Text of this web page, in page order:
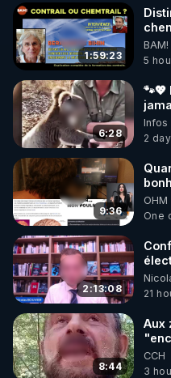
▶ 30 jours gratuit sur
de bien-être ENVOL :
Rendez-vous sur
le code : REGENERE
1:59:23
5
6:28
🥹❤️
Infos
2
9:36
OHM
One
2:13:08
21
8:44
Aux
de
CCH
3